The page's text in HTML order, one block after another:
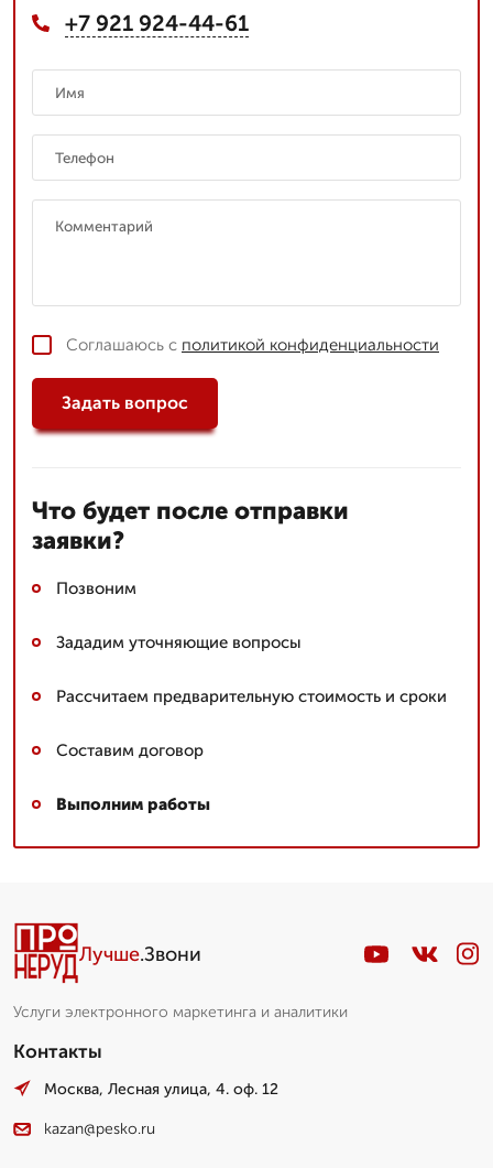
+7 921 924-44-61
Соглашаюсь с политикой конфиденциальности
Задать вопрос
Что будет после отправки
заявки?
Позвоним
Зададим уточняющие вопросы
Рассчитаем предварительную стоимость и сроки
Составим договор
Выполним работы
Лучше.Звони
Услуги электронного маркетинга и аналитики
Контакты
Москва, Лесная улица, 4. оф. 12
kazan@pesko.ru